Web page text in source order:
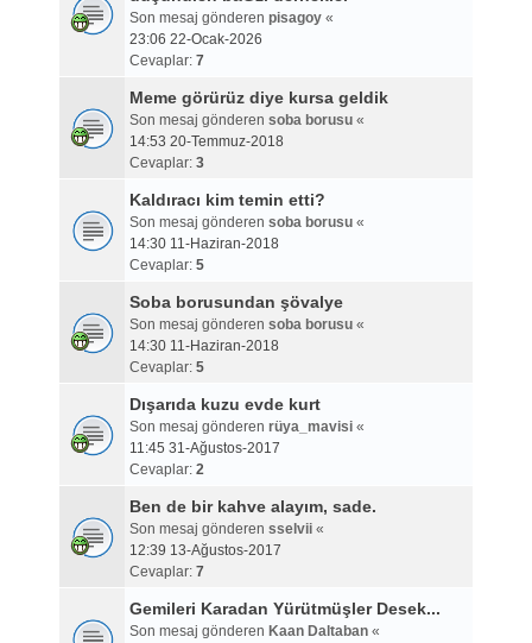
Son mesaj gönderen pisagoy«
23:06 22-Ocak-2026
Cevaplar: 7
Meme görürüz diye kursa geldik
Son mesaj gönderen soba borusu«
14:53 20-Temmuz-2018
Cevaplar: 3
Kaldıracı kim temin etti?
Son mesaj gönderen soba borusu«
14:30 11-Haziran-2018
Cevaplar: 5
Soba borusundan şövalye
Son mesaj gönderen soba borusu«
14:30 11-Haziran-2018
Cevaplar: 5
Dışarıda kuzu evde kurt
Son mesaj gönderen rüya_mavisi«
11:45 31-Ağustos-2017
Cevaplar: 2
Ben de bir kahve alayım, sade.
Son mesaj gönderen sselvii«
12:39 13-Ağustos-2017
Cevaplar: 7
Gemileri Karadan Yürütmüşler Desek...
Son mesaj gönderen Kaan Daltaban«